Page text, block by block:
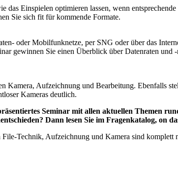
Einspielen optimieren lassen, wenn
Sie sich fit für kommende Formate.
oder Mobilfunknetze, per SNG oder über das
gewinnen Sie einen Überblick über Datenraten und -
Aufzeichnung und Bearbeitung. Ebenfalls
Kameras deutlich.
Seminar mit allen aktuellen Themen
Dann lesen Sie im Fragenkatalog, on
Technik, Aufzeichnung und Kamera sind komplett